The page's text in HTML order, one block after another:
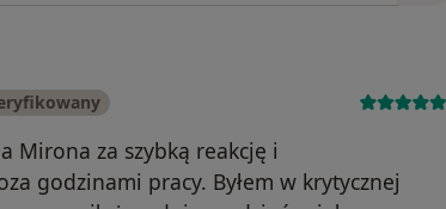
Mirona za szybką reakcję i
godzinami pracy. Byłem w krytycznej